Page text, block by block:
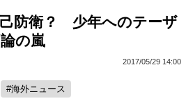
防衛？ 少年へのテーザ
の嵐
2017/05/29 14:00
海外ニュース